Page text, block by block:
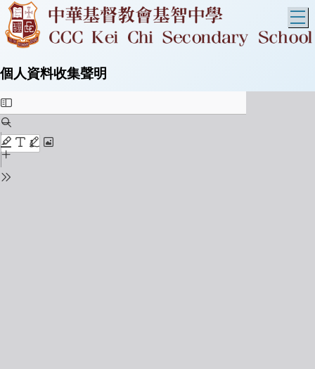
個人資料收集聲明